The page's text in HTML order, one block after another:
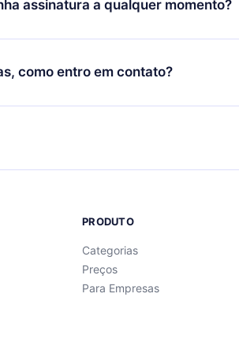
através do nosso aplicativo
assinatura a qualquer momento?
renovar sua assinatura do 12min,
próximo ciclo de cobrança não ocorrerá.
como entro em contato?
em contato porsupport@12min.com.
PRODUTO
Categorias
Preços
Para Empresas